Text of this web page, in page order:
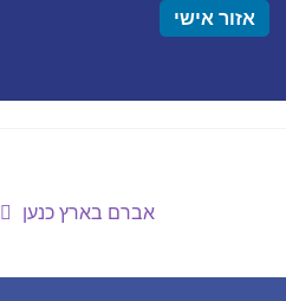
אזור אישי
אברם בארץ כנען